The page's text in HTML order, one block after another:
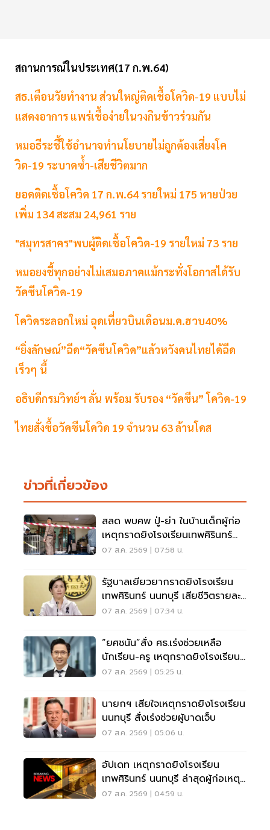
สถานการณ์ในประเทศ(17 ก.พ.64)
สธ.เตือนวัยทำงาน ส่วนใหญ่ติดเชื้อโควิด-19 แบบไม่
แสดงอาการ แพร่เชื้อง่ายในวงกินข้าวร่วมกัน
หมอธีระชี้ใช้อำนาจทำนโยบายไม่ถูกต้องเสี่ยงโค
วิด-19 ระบาดซ้ำ-เสียชีวิตมาก
ยอดติดเชื้อโควิด 17 ก.พ.64 รายใหม่ 175 หายป่วย
เพิ่ม 134 สะสม 24,961 ราย
"สมุทรสาคร"พบผู้ติดเชื้อโควิด-19 รายใหม่ 73 ราย
หมอยงชี้ทุกอย่างไม่เสมอภาคแม้กระทั่งโอกาสได้รับ
วัคซีนโควิด-19
โควิดระลอกใหม่ ฉุดเที่ยวบินเดือนม.ค.ฮวบ40%
“ยิ่งลักษณ์”ฉีด“วัคซีนโควิด”แล้วหวังคนไทยได้ฉีด
เร็วๆ นี้
อธิบดีกรมวิทย์ฯ ลั่น พร้อม รับรอง “วัคซีน” โควิด-19
ไทยสั่งซื้อวัคซีนโควิด 19 จำนวน 63 ล้านโดส
ข่าวที่เกี่ยวข้อง
สลด พบศพ ปู่-ย่า ในบ้านเด็กผู้ก่อ
เหตุกราดยิงโรงเรียนเทพศิรินทร์
นนทบุรี
07 ส.ค. 2569 | 07:58 น.
รัฐบาลเยียวยากราดยิงโรงเรียน
เทพศิรินทร์ นนทบุรี เสียชีวิตรายละ
1 ล้าน
07 ส.ค. 2569 | 07:34 น.
“ยศชนัน”สั่ง ศธ.เร่งช่วยเหลือ
นักเรียน-ครู เหตุกราดยิงโรงเรียน
นนทบุรี
07 ส.ค. 2569 | 05:25 น.
นายกฯ เสียใจเหตุกราดยิงโรงเรียน
นนทบุรี สั่งเร่งช่วยผู้บาดเจ็บ
07 ส.ค. 2569 | 05:06 น.
อัปเดท เหตุกราดยิงโรงเรียน
เทพศิรินทร์ นนทบุรี ล่าสุดผู้ก่อเหตุ
เสียชีวิตแล้ว
07 ส.ค. 2569 | 04:59 น.